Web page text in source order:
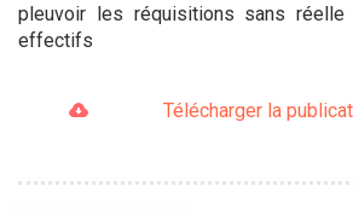
pleuvoir les réquisitions sans
effectifs
Télécharger la